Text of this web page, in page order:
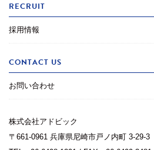
RECRUIT
採用情報
CONTACT US
お問い合わせ
株式会社アドビック
〒661-0961 兵庫県尼崎市戸ノ内町 3-29-3